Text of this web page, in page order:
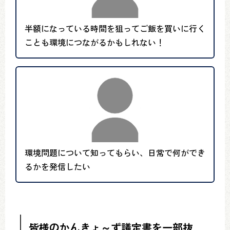
半額になっている時間を狙ってご飯を買いに行く
ことも環境につながるかもしれない！
環境問題について知ってもらい、日常で何ができ
るかを発信したい